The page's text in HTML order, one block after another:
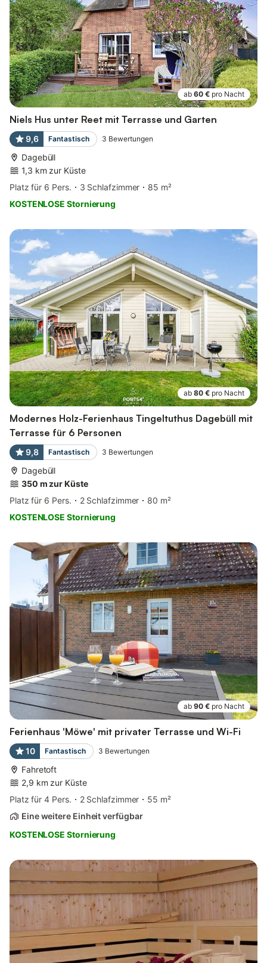
ab 60 € pro Nacht
Niels Hus unter Reet mit Terrasse und Garten
9,6 Fantastisch 3 Bewertungen
Dagebüll
1,3 km zur Küste
Platz für 6 Pers.
3 Schlafzimmer
85 m²
KOSTENLOSE Stornierung
ab 80 € pro Nacht
Modernes Holz-Ferienhaus Tingeltuthus Dagebüll mit
Terrasse für 6 Personen
9,8 Fantastisch 3 Bewertungen
Dagebüll
350 m zur Küste
Platz für 6 Pers.
2 Schlafzimmer
80 m²
KOSTENLOSE Stornierung
ab 90 € pro Nacht
Ferienhaus 'Möwe' mit privater Terrasse und Wi-Fi
10 Fantastisch 3 Bewertungen
Fahretoft
2,9 km zur Küste
Platz für 4 Pers.
2 Schlafzimmer
55 m²
Eine weitere Einheit verfügbar
KOSTENLOSE Stornierung